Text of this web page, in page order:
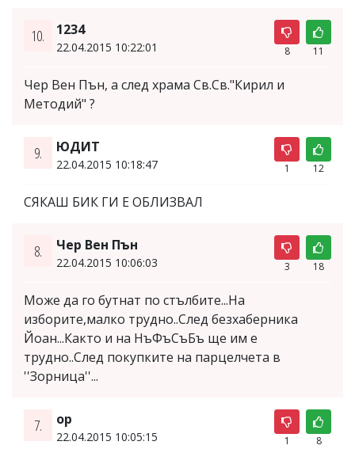
10. 1234
22.04.2015 10:22:01 8 11
Чер Вен Пън, а след храма Св.Св."Кирил и
Методий" ?
9. ЮДИТ
22.04.2015 10:18:47 1 12
СЯКАШ БИК ГИ Е ОБЛИЗВАЛ
8. Чер Вен Пън
22.04.2015 10:06:03 3 18
Може да го бутнат по стълбите...На
изборите,малко трудно..След безхаберника
Йоан...Както и на НъФъСъБъ ще им е
трудно..След покупките на парцелчета в
''Зорница''...
7. op
22.04.2015 10:05:15 1 8